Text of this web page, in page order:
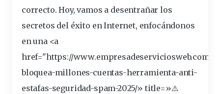
correcto. Hoy, vamos a desentrañar los
secretos del éxito en Internet, enfocándonos
en una <a
href="https://www.empresadeserviciosweb.com/
bloquea-millones-cuentas-herramienta-anti-
estafas-seguridad-spam-2025/» title=»⚠️